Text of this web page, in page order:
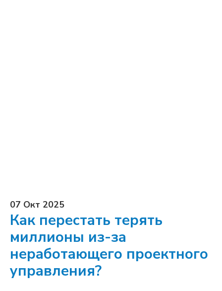
07 Окт 2025
Как перестать терять
миллионы из-за
неработающего проектного
управления?